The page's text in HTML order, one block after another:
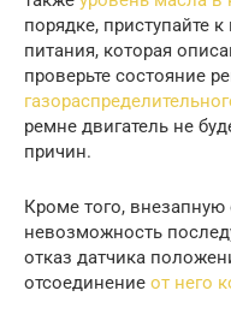
порядке, приступайте
питания, которая
проверьте состояние
ремне двигатель не
причин.
Кроме того, внезапную
невозможность
отказ датчика
отсоединение от него